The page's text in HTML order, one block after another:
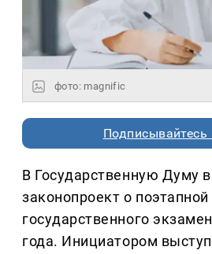
фото: magnific
Подписывайтесь
В Государственную Думу
законопроект о
государственного
года. Инициатором